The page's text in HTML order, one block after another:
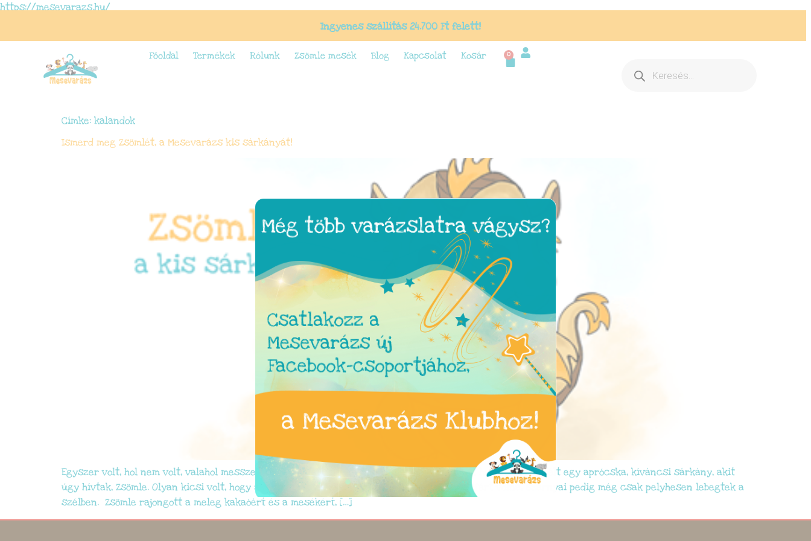
https://mesevarazs.hu/
Ingyenes szállítás 24.700 Ft felett!
Főoldal Termékek Rólunk Zsömle mesék Blog Kapcsolat Kosár 0
Címke: kalandok
Ismerd meg Zsömlét, a Mesevarázs kis sárkányát!
Egyszer volt, hol nem volt, valahol messze a felhők felett … … egy puha párnákkal borított hegy csúcsán élt egy aprócska, kíváncsi sárkány, akit
úgy hívtak, Zsömle. Olyan kicsi volt, hogy akár egy uzsonnás dobozban is kényelmesen elfért volna, szárnyai pedig még csak pelyhesen lebegtek a
szélben. Zsömle rajongott a meleg kakaóért és a mesékért, […]